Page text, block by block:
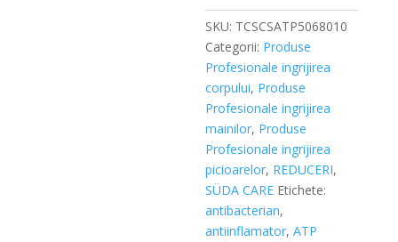
5068.0,
10ml
SKU: TCSCSATP5068010
Categorii: Produse
Profesionale ingrijirea
corpului, Produse
Profesionale ingrijirea
mainilor, Produse
Profesionale ingrijirea
picioarelor, REDUCERI,
SÜDA CARE Etichete:
antibacterian,
antiinflamator,ATP